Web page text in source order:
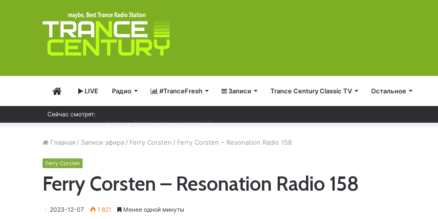
ГлавнаяLIVE Радио #TranceFresh Записи Trance Century Classic TV Остальное
Сейчас смотрят:
Главная / Записи эфира / Ferry Corsten / Ferry Corsten – Resonation Radio 158
Ferry Corsten
Ferry Corsten – Resonation Radio 158
2023-12-07 1 821 Менее одной минуты